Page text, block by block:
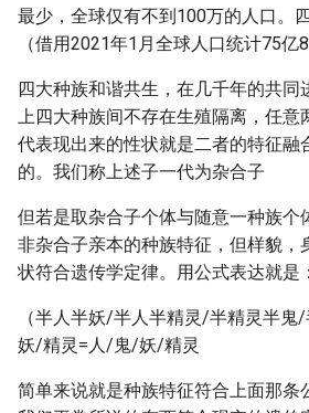
最少，全球仅有不到100万的人口。
（借用2021年1月全球人口统计75亿
四大种族和谐共生，在几千年的共同
上四大种族间不存在生殖隔离，任意
代表现出来的性状就是二者的特征融
的。我们称上述子一代为杂合子
但若是取杂合子个体与随意一种族个
非杂合子亲本的种族特征，但样貌，
状符合遗传学定律。用公式表达就是：
（半人半妖/半人半精灵/半精灵半
妖/精灵=人/鬼/妖/精灵
简单来说就是种族特征符合上面那条